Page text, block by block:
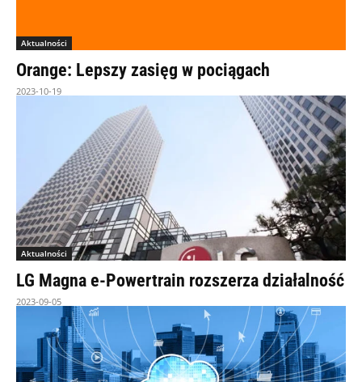
Aktualności
Orange: Lepszy zasięg w pociągach
2023-10-19
Aktualności
LG Magna e-Powertrain rozszerza działalność
2023-09-05